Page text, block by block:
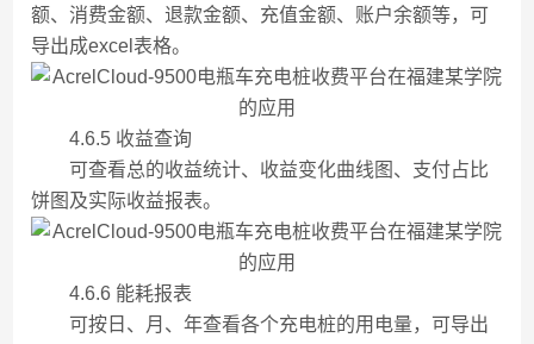
额、消费金额、退款金额、充值金额、账户余额等，可
导出成excel表格。
4.6.5 收益查询
可查看总的收益统计、收益变化曲线图、支付占比
饼图及实际收益报表。
4.6.6 能耗报表
可按日、月、年查看各个充电桩的用电量，可导出